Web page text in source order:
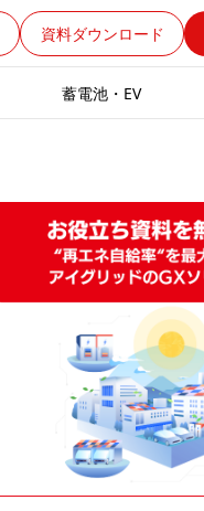
資料ダウンロード
蓄電池・EV